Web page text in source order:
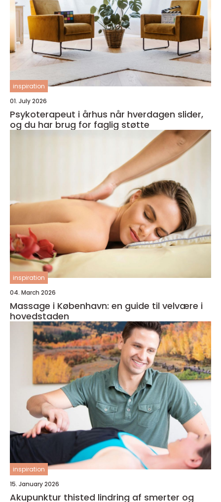
inspiration
01. July 2026
Psykoterapeut i århus når hverdagen slider,
og du har brug for faglig støtte
inspiration
04. March 2026
Massage i København: en guide til velvære i
hovedstaden
inspiration
15. January 2026
Akupunktur thisted lindring af smerter og